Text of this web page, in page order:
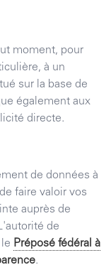
moment, pour
à un
sur la base de
également aux
directe.
de données à
faire valoir vos
auprès de
de
Préposé fédéral à
.